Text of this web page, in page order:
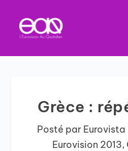
Grèce :
Posté par Eurovista
Eurovision 2013,